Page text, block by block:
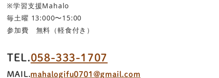
※学習支援Mahalo
毎土曜 13:000〜15:00
参加費 無料（軽食付き）
TEL.058-333-1707
MAIL.mahalogifu0701@gmail.com